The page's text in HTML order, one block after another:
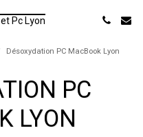
Pc Lyon
Désoxydation PC MacBook Lyon
PC
LYON